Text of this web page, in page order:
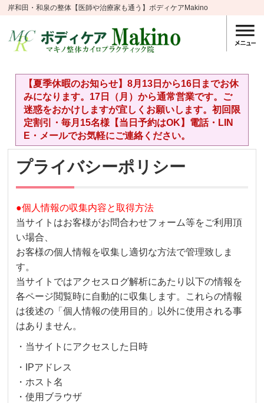
岸和田・和泉の整体【医師や治療家も通う】ボディケアMakino
【夏季休暇のお知らせ】8月13日から16日までお休
みになります。17日（月）から通常営業です。ご
迷惑をおかけしますが宜しくお願いします。初回限
定割引・毎月15名様【当日予約はOK】電話・LIN
E・メールでお気軽にご連絡ください。
プライバシーポリシー
●個人情報の収集内容と取得方法
当サイトはお客様がお問合わせフォーム等をご利用頂
い場合、
お客様の個人情報を収集し適切な方法で管理致しま
す。
当サイトではアクセスログ解析にあたり以下の情報を
各ページ閲覧時に自動的に収集します。これらの情報
は後述の「個人情報の使用目的」以外に使用される事
はありません。
・当サイトにアクセスした日時
・IPアドレス
・ホスト名
・使用ブラウザ